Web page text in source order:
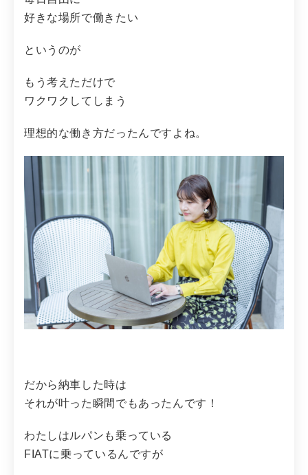
好きな場所で働きたい
というのが
もう考えただけで
ワクワクしてしまう
理想的な働き方だったんですよね。
だから納車した時は
それが叶った瞬間でもあったんです！
わたしはルパンも乗っている
FIATに乗っているんですが